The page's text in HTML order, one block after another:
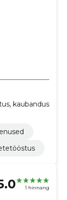
kaubandus
1 hinnang